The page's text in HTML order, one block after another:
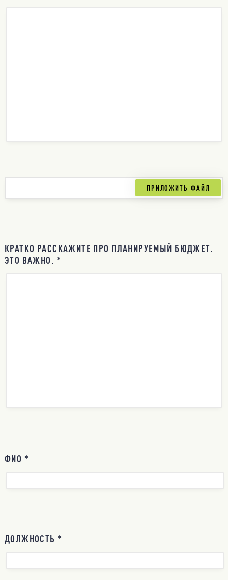
КРАТКО РАССКАЖИТЕ ПРО ПЛАНИРУЕМЫЙ БЮДЖЕТ.
ЭТО ВАЖНО. *
ФИО *
ДОЛЖНОСТЬ *